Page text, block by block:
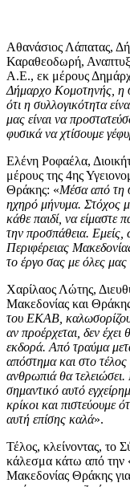
Αθανάσιος Λάπατας,
Καραθεοδωρή,
Α.Ε., εκ μέρους
Δήμαρχο Κομοτηνής, η
ότι η συλλογικότητα
μας είναι να
φυσικά να χτίσουμε
Ελένη Ροφαέλα,
μέρους της 4ης
Θράκης: «Μέσα από τη
ηχηρό μήνυμα. Στόχος
κάθε παιδί, να είμαστε
την προσπάθεια. Εμείς,
Περιφέρειας
το έργο σας με όλες μας
Χαρίλαος Λώτης,
Μακεδονίας και
του ΕΚΑΒ,
αν προέρχεται, δεν
εκδορά. Από τραύμα
απόστημα και στο
ανθρωπιά θα
σημαντικό αυτό
κρίκοι και πιστεύουμε
αυτή επίσης καλά».
Τέλος, κλείνοντας, το
κάλεσμα κάτω από την
Μακεδονίας Θράκης